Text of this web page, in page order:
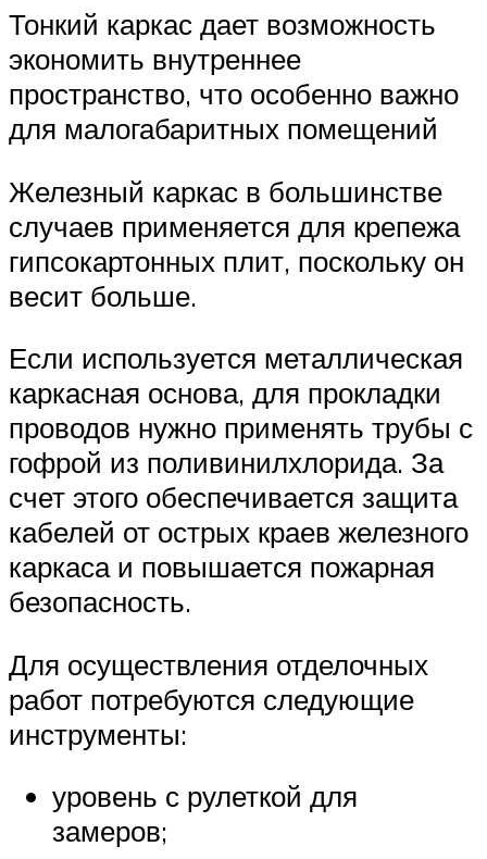
Тонкий каркас дает возможность
экономить внутреннее
пространство, что особенно важно
для малогабаритных помещений
Железный каркас в большинстве
случаев применяется для крепежа
гипсокартонных плит, поскольку он
весит больше.
Если используется металлическая
каркасная основа, для прокладки
проводов нужно применять трубы с
гофрой из поливинилхлорида. За
счет этого обеспечивается защита
кабелей от острых краев железного
каркаса и повышается пожарная
безопасность.
Для осуществления отделочных
работ потребуются следующие
инструменты:
уровень с рулеткой для
замеров;